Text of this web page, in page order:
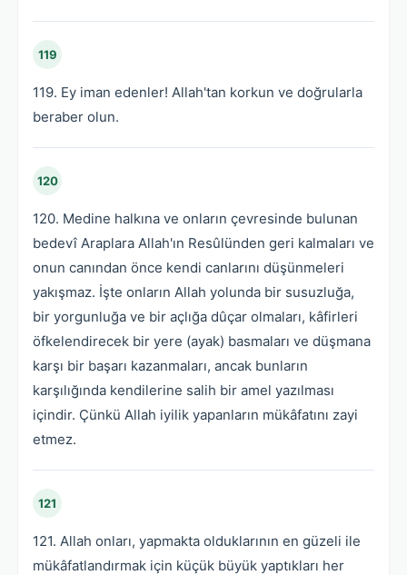
119
119. Ey iman edenler! Allah'tan korkun ve doğrularla
beraber olun.
120
120. Medine halkına ve onların çevresinde bulunan
bedevî Araplara Allah'ın Resûlünden geri kalmaları ve
onun canından önce kendi canlarını düşünmeleri
yakışmaz. İşte onların Allah yolunda bir susuzluğa,
bir yorgunluğa ve bir açlığa dûçar olmaları, kâfirleri
öfkelendirecek bir yere (ayak) basmaları ve düşmana
karşı bir başarı kazanmaları, ancak bunların
karşılığında kendilerine salih bir amel yazılması
içindir. Çünkü Allah iyilik yapanların mükâfatını zayi
etmez.
121
121. Allah onları, yapmakta olduklarının en güzeli ile
mükâfatlandırmak için küçük büyük yaptıkları her